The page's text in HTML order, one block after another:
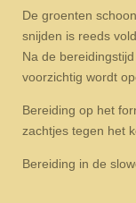
De groenten
snijden is reeds
Na de
voorzichtig wordt
Bereiding op het
zachtjes tegen het
Bereiding in de